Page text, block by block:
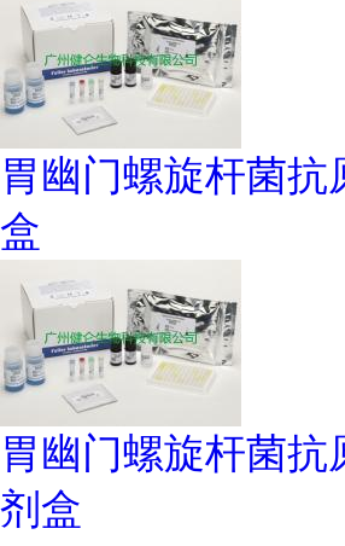
胃幽门螺旋杆菌抗
盒
胃幽门螺旋杆菌抗
剂盒